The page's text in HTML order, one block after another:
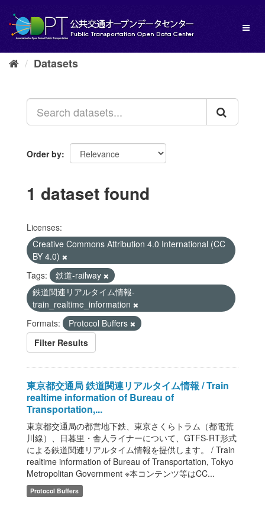
content
Datasets
Order by
1 dataset found
Licenses:
Creative Commons Attribution 4.0 International (CC
BY 4.0)
Tags:
鉄道-railway
鉄道関連リアルタイム情報-
train_realtime_information
Formats:
Protocol Buffers
Filter Results
東京都交通局 鉄道関連リアルタイム情報 / Train
realtime information of Bureau of
Transportation,...
東京都交通局の都営地下鉄、東京さくらトラム（都電荒
川線）、日暮里・舎人ライナーについて、GTFS-RT形式
による鉄道関連リアルタイム情報を提供します。 / Train
realtime information of Bureau of Transportation, Tokyo
Metropolitan Government ※本コンテンツ等はCC...
Protocol Buffers